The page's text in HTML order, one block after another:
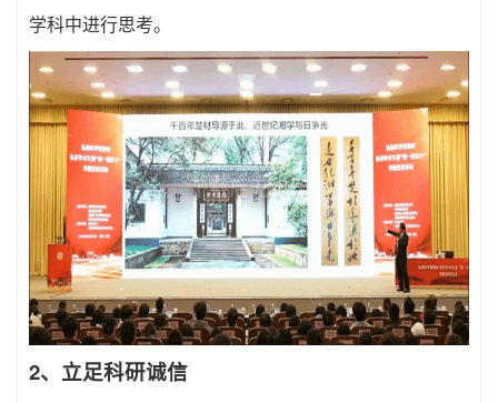
学科中进行思考。
2、立足科研诚信